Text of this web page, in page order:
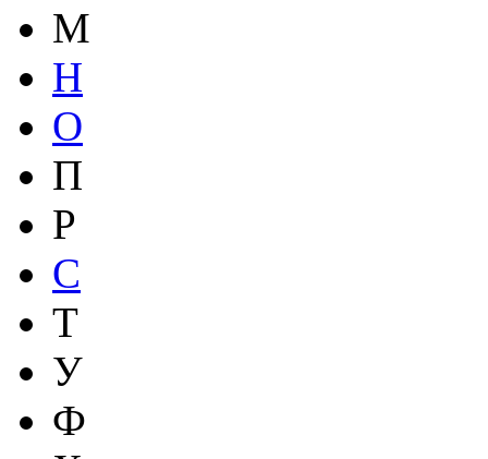
М
Н
О
П
Р
С
Т
У
Ф